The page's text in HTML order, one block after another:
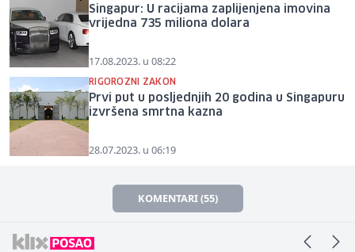
Singapur: U racijama zaplijenjena imovina
vrijedna 735 miliona dolara
17.08.2023. u 08:22
RIGOROZNI ZAKON
Prvi put u posljednjih 20 godina u Singapuru
izvršena smrtna kazna
28.07.2023. u 06:19
KOMENTARI (55)